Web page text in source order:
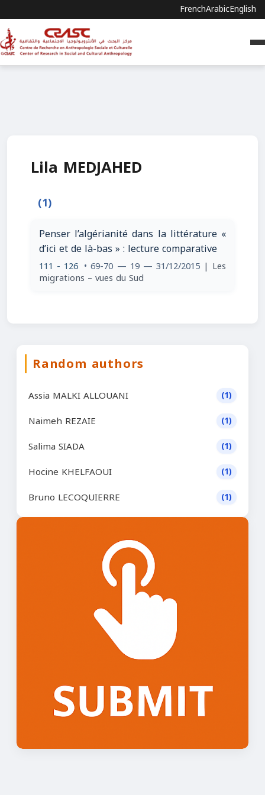
FrenchArabicEnglish
Lila MEDJAHED
(1)
Penser l’algérianité dans la littérature «
d’ici et de là-bas » : lecture comparative
111 - 126 • 69-70 — 19 — 31/12/2015 | Les
migrations – vues du Sud
Random authors
Assia MALKI ALLOUANI (1)
Naimeh REZAIE (1)
Salima SIADA (1)
Hocine KHELFAOUI (1)
Bruno LECOQUIERRE (1)